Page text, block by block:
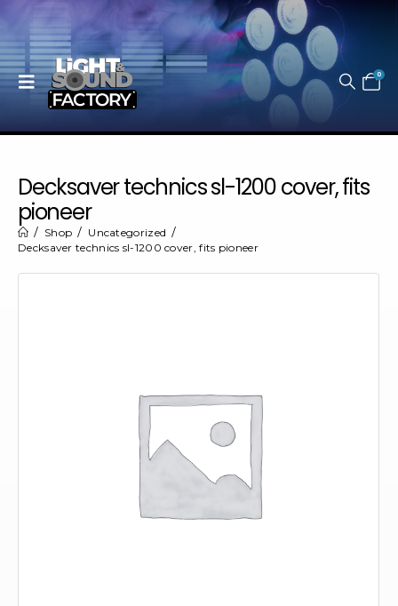
0
Decksaver technics sl-1200 cover, fits
pioneer
Shop
Uncategorized
Decksaver technics sl-1200 cover, fits pioneer